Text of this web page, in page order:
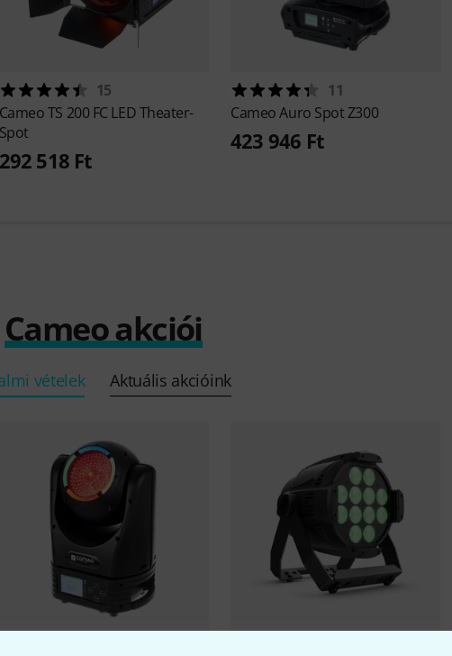
15
CameoTS 200 FC LED Theater-
Spot
292 518 Ft
11
CameoAuro Spot Z300
423 946 Ft
Cameo akciói
vételek Aktuális akcióink